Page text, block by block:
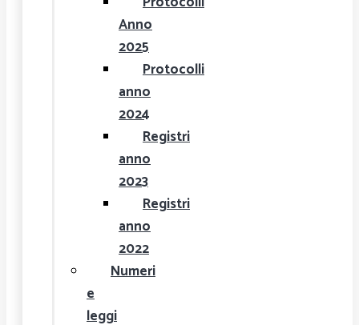
Anno
2025
Protocolli
anno
2024
Registri
anno
2023
Registri
anno
2022
Numeri
e
leggi